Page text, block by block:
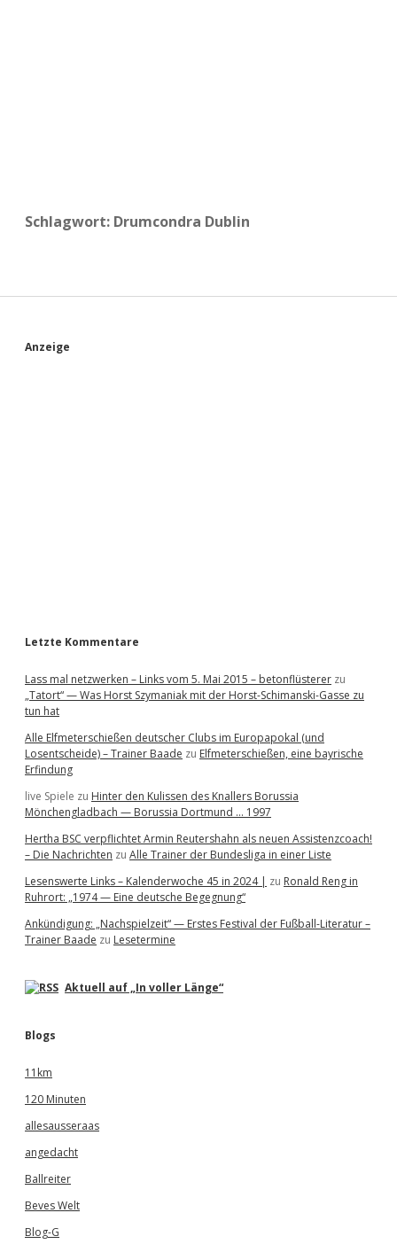
Schlagwort: Drumcondra Dublin
S
Anzeige
Letzte Kommentare
Lass mal netzwerken – Links vom 5. Mai 2015 – betonflüsterer zu
„Tatort“ — Was Horst Szymaniak mit der Horst-Schimanski-Gasse zu
tun hat
Alle Elfmeterschießen deutscher Clubs im Europapokal (und
Losentscheide) – Trainer Baade zu Elfmeterschießen, eine bayrische
Erfindung
live Spiele zu Hinter den Kulissen des Knallers Borussia
Mönchengladbach — Borussia Dortmund … 1997
Hertha BSC verpflichtet Armin Reutershahn als neuen Assistenzcoach!
– Die Nachrichten zu Alle Trainer der Bundesliga in einer Liste
Lesenswerte Links – Kalenderwoche 45 in 2024 | zu Ronald Reng in
Ruhrort: „1974 — Eine deutsche Begegnung“
Ankündigung: „Nachspielzeit“ — Erstes Festival der Fußball-Literatur –
Trainer Baade zu Lesetermine
Aktuell auf „In voller Länge“
Blogs
11km
120 Minuten
allesausseraas
angedacht
Ballreiter
Beves Welt
Blog-G